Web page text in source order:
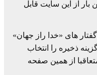
بار از این سایت قابل
های «خدا راز جهان»
ذخیره را انتخاب
از همین صفحه